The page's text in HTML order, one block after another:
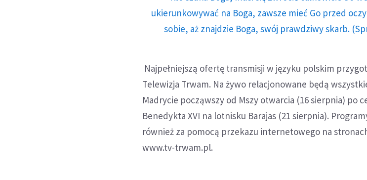
ukierunkowywać na Boga, zawsze mieć Go przed
sobie, aż znajdzie Boga, swój prawdziwy skarb.
Najpełniejszą ofertę transmisji w języku polskim
Telewizja Trwam. Na żywo relacjonowane będą
Madrycie począwszy od Mszy otwarcia (16 sierpnia) po
Benedykta XVI na lotnisku Barajas (21 sierpnia).
również za pomocą przekazu internetowego na
www.tv-trwam.pl.